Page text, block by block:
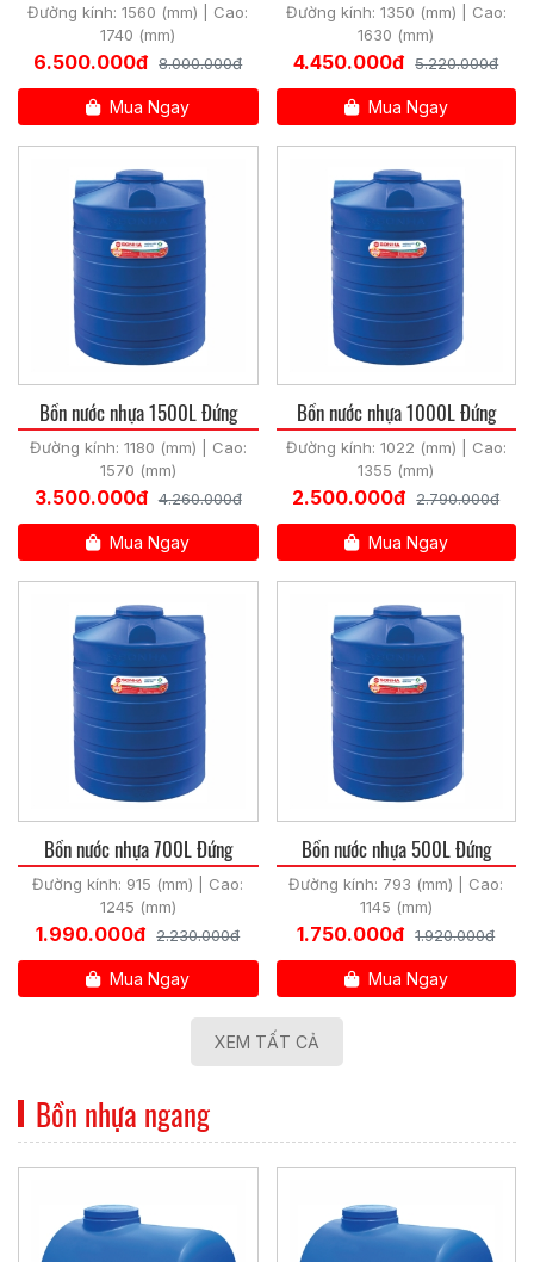
Đường kính: 1560 (mm) | Cao:
1740 (mm)
6.500.000đ 8.000.000đ
Mua Ngay
Đường kính: 1350 (mm) | Cao:
1630 (mm)
4.450.000đ 5.220.000đ
Mua Ngay
Bồn nước nhựa 1500L Đứng
Đường kính: 1180 (mm) | Cao:
1570 (mm)
3.500.000đ 4.260.000đ
Mua Ngay
Bồn nước nhựa 1000L Đứng
Đường kính: 1022 (mm) | Cao:
1355 (mm)
2.500.000đ 2.790.000đ
Mua Ngay
Bồn nước nhựa 700L Đứng
Đường kính: 915 (mm) | Cao:
1245 (mm)
1.990.000đ 2.230.000đ
Mua Ngay
Bồn nước nhựa 500L Đứng
Đường kính: 793 (mm) | Cao:
1145 (mm)
1.750.000đ 1.920.000đ
Mua Ngay
XEM TẤT CẢ
Bồn nhựa ngang